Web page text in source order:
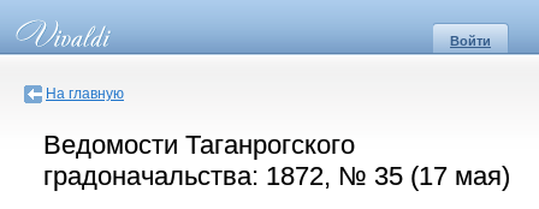
Войти
На главную
Ведомости Таганрогского
градоначальства: 1872, № 35 (17 мая)